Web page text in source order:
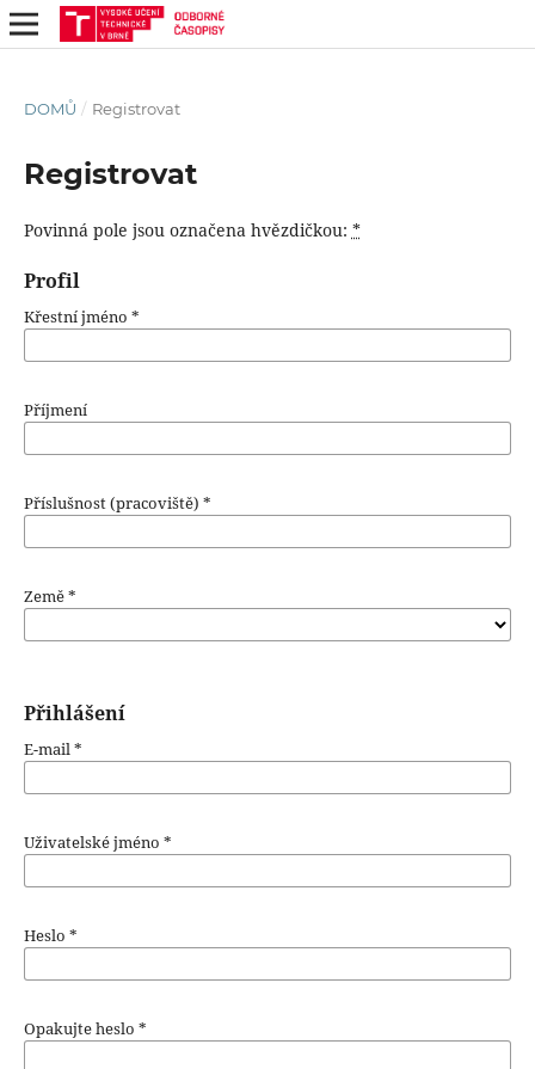
DOMŮ / Registrovat
Registrovat
Povinná pole jsou označena hvězdičkou: *
Profil
Křestní jméno *
Příjmení
Příslušnost (pracoviště) *
Země*
Přihlášení
E-mail*
Uživatelské jméno *
Heslo *
Opakujte heslo *